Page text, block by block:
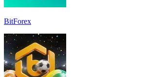
BitForex